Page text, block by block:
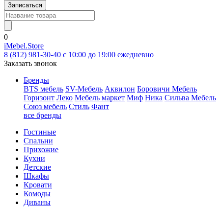
Записаться
0
iMebel.Store
8 (812) 981-30-40 c 10:00 до 19:00 ежедневно
Заказать звонок
Бренды
BTS мебель SV-Мебель Аквилон Боровичи Мебель
Горизонт Леко Мебель маркет Миф Ника Сильва Мебель
Союз мебель Стиль Фант
все бренды
Гостиные
Спальни
Прихожие
Кухни
Детские
Шкафы
Кровати
Комоды
Диваны